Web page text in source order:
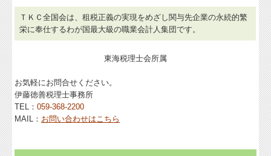
ＴＫＣ全国会は、租税正義の実現をめざし関与先企業の永続的繁
栄に奉仕するわが国最大級の職業会計人集団です。
東海税理士会所属
お気軽にお問合せください。
伊藤徳善税理士事務所
TEL：059-368-2200
MAIL： お問い合わせはこちら